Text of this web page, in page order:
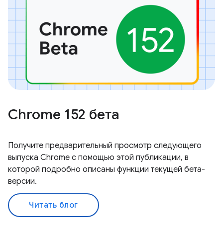
Chrome 152 бета
Получите предварительный просмотр следующего
выпуска Chrome с помощью этой публикации, в
которой подробно описаны функции текущей бета-
версии.
Читать блог